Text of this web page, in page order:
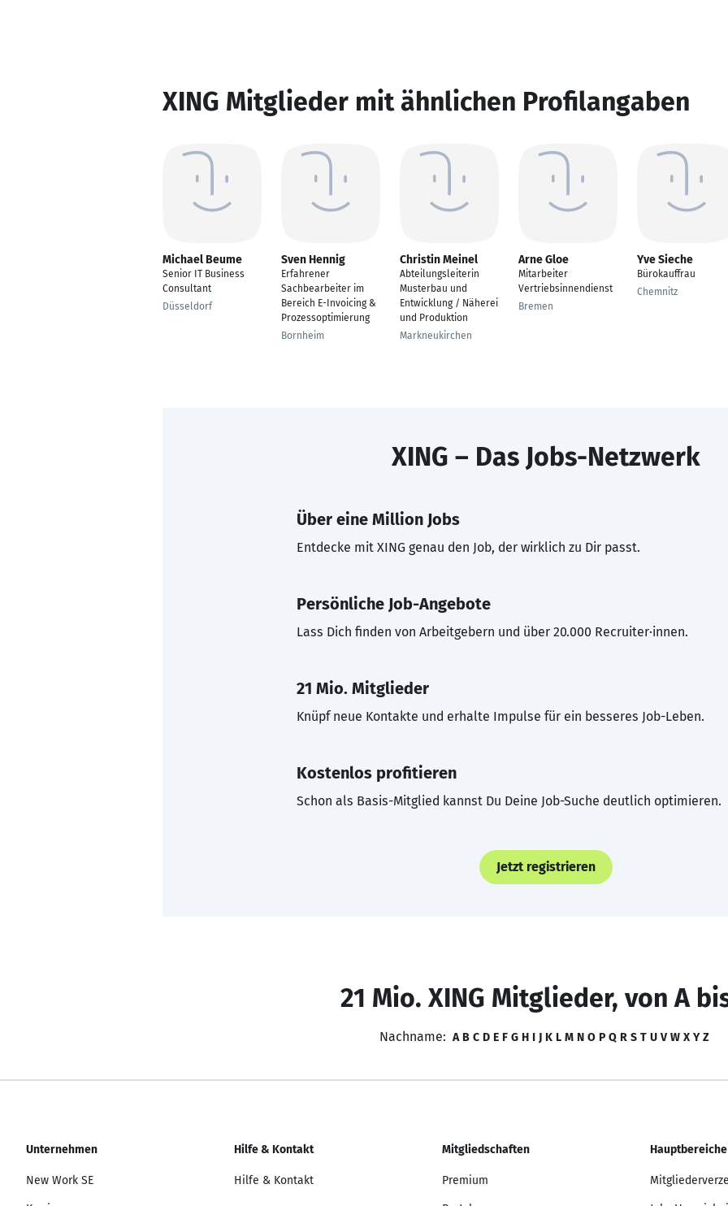
XING Mitglieder mit ähnlichen Profilangaben
Michael Beume
Senior IT Business
Consultant
Düsseldorf
Sven Hennig
Erfahrener
Sachbearbeiter im
Bereich E-Invoicing &
Prozessoptimierung
Bornheim
Christin Meinel
Abteilungsleiterin
Musterbau und
Entwicklung / Näherei
und Produktion
Markneukirchen
Arne Gloe
Mitarbeiter
Vertriebsinnendienst
Bremen
Yve Sieche
Bürokauffrau
Chemnitz
XING – Das Jobs-Netzwerk
Über eine Million Jobs
Entdecke mit XING genau den Job, der wirklich zu Dir passt.
Persönliche Job-Angebote
Lass Dich finden von Arbeitgebern und über 20.000 Recruiter·innen.
21 Mio. Mitglieder
Knüpf neue Kontakte und erhalte Impulse für ein besseres Job-Leben.
Kostenlos profitieren
Schon als Basis-Mitglied kannst Du Deine Job-Suche deutlich optimieren.
Jetzt registrieren
21 Mio. XING Mitglieder, von A
Nachname: A B C D E F G H I J K L M N O P Q R S T U V W X Y Z
Unternehmen
New Work SE
Hilfe & Kontakt
Hilfe & Kontakt
Mitgliedschaften
Premium
Hauptbereiche